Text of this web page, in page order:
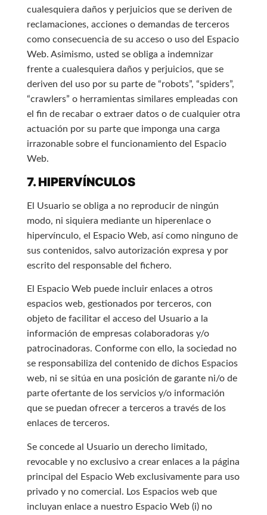
cualesquiera daños y perjuicios que se deriven de
reclamaciones, acciones o demandas de terceros
como consecuencia de su acceso o uso del Espacio
Web. Asimismo, usted se obliga a indemnizar
frente a cualesquiera daños y perjuicios, que se
deriven del uso por su parte de “robots”, “spiders”,
“crawlers” o herramientas similares empleadas con
el fin de recabar o extraer datos o de cualquier otra
actuación por su parte que imponga una carga
irrazonable sobre el funcionamiento del Espacio
Web.
7. HIPERVÍNCULOS
El Usuario se obliga a no reproducir de ningún
modo, ni siquiera mediante un hiperenlace o
hipervínculo, el Espacio Web, así como ninguno de
sus contenidos, salvo autorización expresa y por
escrito del responsable del fichero.
El Espacio Web puede incluir enlaces a otros
espacios web, gestionados por terceros, con
objeto de facilitar el acceso del Usuario a la
información de empresas colaboradoras y/o
patrocinadoras. Conforme con ello, la sociedad no
se responsabiliza del contenido de dichos Espacios
web, ni se sitúa en una posición de garante ni/o de
parte ofertante de los servicios y/o información
que se puedan ofrecer a terceros a través de los
enlaces de terceros.
Se concede al Usuario un derecho limitado,
revocable y no exclusivo a crear enlaces a la página
principal del Espacio Web exclusivamente para uso
privado y no comercial. Los Espacios web que
incluyan enlace a nuestro Espacio Web (i) no